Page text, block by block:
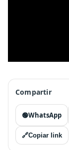
Compartir
🟢WhatsApp
🔗Copiar link